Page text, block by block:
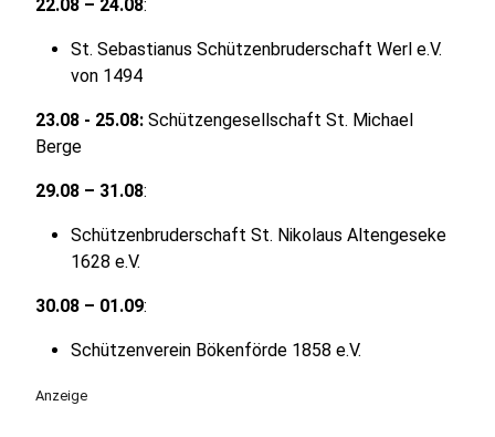
22.08 – 24.08:
St. Sebastianus Schützenbruderschaft Werl e.V.​
von 1494
23.08 - 25.08: Schützengesellschaft St. Michael
Berge
29.08 – 31.08:
Schützenbruderschaft St. Nikolaus Altengeseke
1628 e.V.
30.08 – 01.09:
Schützenverein Bökenförde 1858 e.V.
Anzeige